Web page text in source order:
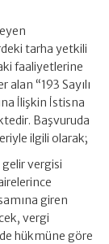
tarha yetkili
faaliyetlerine
“193 Sayılı
İlişkin İstisna
Başvuruda
ilgili olarak;
vergisi
giren
vergi
hükmüne göre